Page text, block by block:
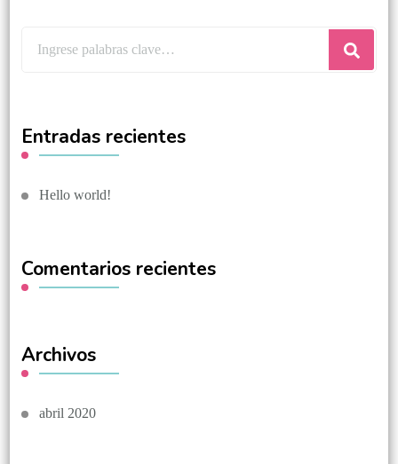
Entradas recientes
Hello world!
Comentarios recientes
Archivos
abril 2020